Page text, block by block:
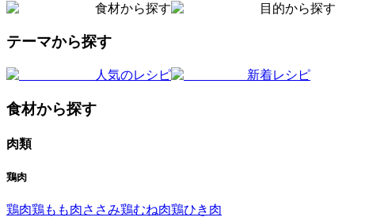
食材から探す 目的から探す
テーマから探す
人気のレシピ 新着レシピ
食材から探す
肉類
鶏肉
鶏肉鶏もも肉ささみ鶏むね肉鶏ひき肉